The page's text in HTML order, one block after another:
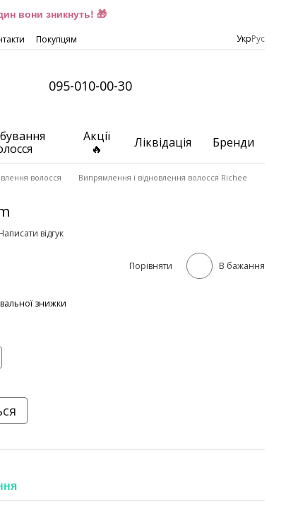
вони зникнуть! 🎁
Покупцям УкрРус
095-010-00-30
Акції
🔥
Ліквідація Бренди
волосся
Випрямлення і відновлення волосся Richee
відгук
Порівняти В бажання
знижки